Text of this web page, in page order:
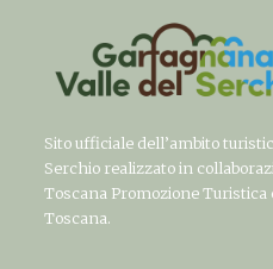
Sito ufficiale dell’ambito
Serchio realizzato in
Toscana Promozione Turistica
Toscana.